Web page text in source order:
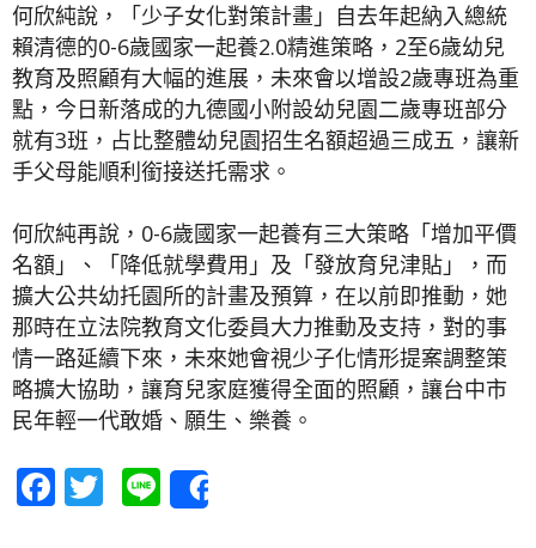
何欣純說，「少子女化對策計畫」自去年起納入總統
賴清德的0-6歲國家一起養2.0精進策略，2至6歲幼兒
教育及照顧有大幅的進展，未來會以增設2歲專班為重
點，今日新落成的九德國小附設幼兒園二歲專班部分
就有3班，占比整體幼兒園招生名額超過三成五，讓新
手父母能順利銜接送托需求。
何欣純再說，0-6歲國家一起養有三大策略「增加平價
名額」、「降低就學費用」及「發放育兒津貼」，而
擴大公共幼托園所的計畫及預算，在以前即推動，她
那時在立法院教育文化委員大力推動及支持，對的事
情一路延續下來，未來她會視少子化情形提案調整策
略擴大協助，讓育兒家庭獲得全面的照顧，讓台中市
民年輕一代敢婚、願生、樂養。
Facebook
Twitter
Line